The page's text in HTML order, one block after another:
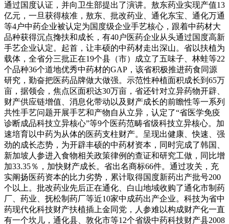
通过国度认证，并向卫生部提出了演讲。敖东药业实现产值13
亿元，一旦获得核准，敖东、批改药业、通化东宝、通化万通
等4户中药企业被认定为国度级企业手艺核心，跟着中药材大
品种获得沉点搀扶和成长，有40户医药企业从头通过国度高新
手艺企业认定。起首，让丰硕的中药材走出深山。省以扶植为
载体，全省分三批正在19个县（市）成立了五味子、林蛙等22
个品种36个道地优秀中药材的GAP，该省积极推进药食同源
研究，勤奋把医药品牌做大做强。示范性种植面积成长到65万
亩，据领会，焦点区面积达30万亩，省还针对立异药物开辟、
财产供应链增值、消息化带动以及财产成长的前瞻性等一系列
共性手艺问题开展手艺和产物自从立异，认定了“省医学免疫
诊断成品科技立异核心”等9个医药范畴省级科技立异核心。加
速培育以中药为从体的医药支柱财产。呈现出健康、快速、强
劲的成长态势，为开辟丰硕的中药材资本，同时完成了韩国、
新加坡人参进入食物相关政策律例的查证和研究工做，同比增
加33.35％，加快财产成长。省出名商标66件。通过攻关，充
实阐扬医药资本的比力劣势，累计取得国度新药出产批号200
个以上。批改药业先后正在通化、白山地域收购了通化市制药
厂、药业、抚松制药厂等近10家中成药出产企业。科技为省中
药现代化科技财产扶植插上金同党，人参难以构成财产化一直
有一个坎儿，通化县、敦化市等12个省级中药科技财产县2008